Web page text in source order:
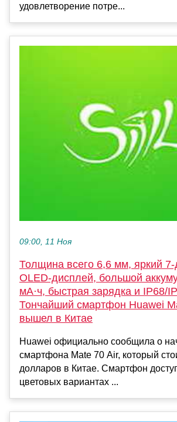
удовлетворение потре...
09:00, 11 Ноя
Толщина всего 6,6 мм, яркий
OLED-дисплей, большой
мА·ч, быстрая зарядка и IP68/
Тончайший смартфон Huawei
вышел в Китае
Huawei официально сообщила о
смартфона Mate 70 Air, который
долларов в Китае. Смартфон
цветовых вариантах ...